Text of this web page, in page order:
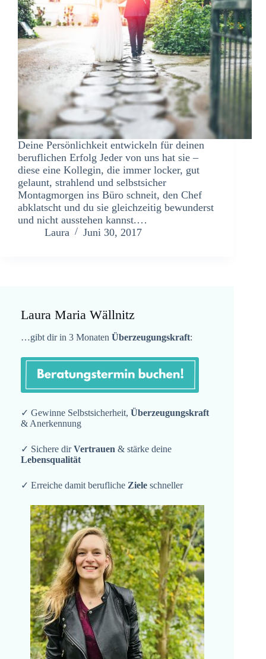
Deine Persönlichkeit entwickeln für deinen
beruflichen Erfolg Jeder von uns hat sie –
diese eine Kollegin, die immer locker, gut
gelaunt, strahlend und selbstsicher
Montagmorgen ins Büro schneit, den Chef
abklatscht und du sie gleichzeitig bewunderst
und nicht ausstehen kannst.…
Laura
Juni 30, 2017
Laura Maria Wällnitz
…gibt dir in 3 Monaten Überzeugungskraft:
✓ Gewinne Selbstsicherheit, Überzeugungskraft
& Anerkennung
✓ Sichere dirVertrauen & stärke deine
Lebensqualität
✓ Erreiche damit berufliche Ziele schneller